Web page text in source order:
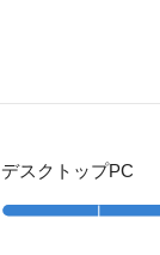
デスクトップPC